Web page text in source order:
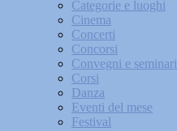
Categorie e luoghi
Cinema
Concerti
Concorsi
Convegni e seminari
Corsi
Danza
Eventi del mese
Festival